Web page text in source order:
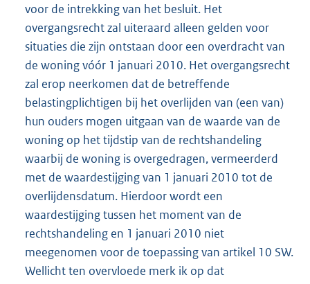
voor de intrekking van het besluit. Het
overgangsrecht zal uiteraard alleen gelden voor
situaties die zijn ontstaan door een overdracht van
de woning vóór 1 januari 2010. Het overgangsrecht
zal erop neerkomen dat de betreffende
belastingplichtigen bij het overlijden van (een van)
hun ouders mogen uitgaan van de waarde van de
woning op het tijdstip van de rechtshandeling
waarbij de woning is overgedragen, vermeerderd
met de waardestijging van 1 januari 2010 tot de
overlijdensdatum. Hierdoor wordt een
waardestijging tussen het moment van de
rechtshandeling en 1 januari 2010 niet
meegenomen voor de toepassing van artikel 10 SW.
Wellicht ten overvloede merk ik op dat